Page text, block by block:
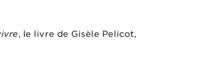
, le livre de Gisèle Pelicot,